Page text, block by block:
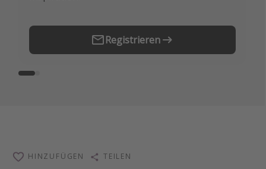
Registrieren
HINZUFÜGEN TEILEN